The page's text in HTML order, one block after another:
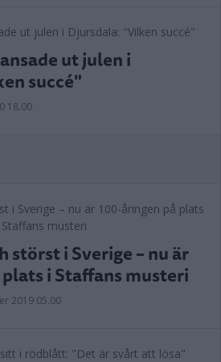
ut julen i
succé"
18.00
störst i Sverige – nu är
i Staffans musteri
2019 05.00